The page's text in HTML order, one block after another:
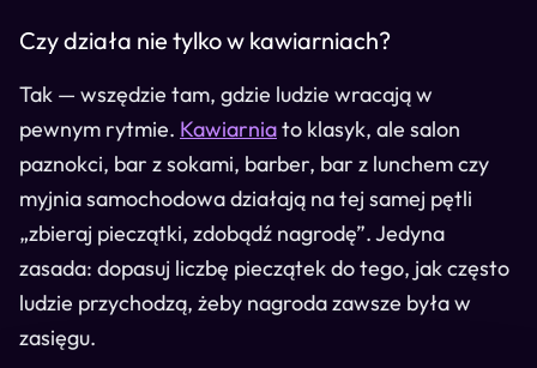
Czy działa nie tylko w kawiarniach?
Tak — wszędzie tam, gdzie ludzie wracają w
pewnym rytmie. Kawiarniato klasyk, ale salon
paznokci, bar z sokami, barber, bar z lunchem czy
myjnia samochodowa działają na tej samej pętli
„zbieraj pieczątki, zdobądź nagrodę”. Jedyna
zasada: dopasuj liczbę pieczątek do tego, jak często
ludzie przychodzą, żeby nagroda zawsze była w
zasięgu.